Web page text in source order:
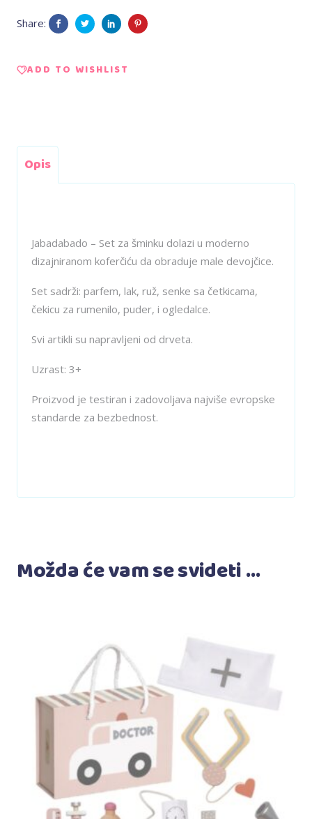
Share:
ADD TO WISHLIST
Opis
Jabadabado – Set za šminku dolazi u moderno
dizajniranom koferčiću da obraduje male devojčice.
Set sadrži: parfem, lak, ruž, senke sa četkicama,
čekicu za rumenilo, puder, i ogledalce.
Svi artikli su napravljeni od drveta.
Uzrast: 3+
Proizvod je testiran i zadovoljava najviše evropske
standarde za bezbednost.
Možda će vam se svideti …
Dodaj u korpu